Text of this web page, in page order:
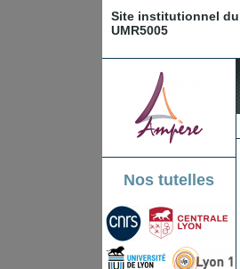
Site institutionnel du
UMR5005
Nos tutelles